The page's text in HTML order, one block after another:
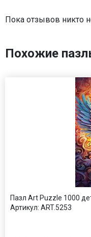
Пока отзывов никто
Похожие
Пазл Art Puzzle 1000
Артикул: ART.5253